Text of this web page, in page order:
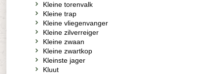
Kleine torenvalk
Kleine trap
Kleine vliegenvanger
Kleine zilverreiger
Kleine zwaan
Kleine zwartkop
Kleinste jager
Kluut